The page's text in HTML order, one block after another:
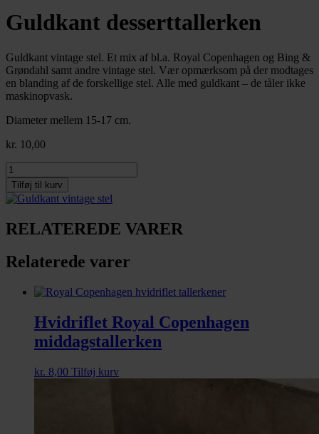
Guldkant desserttallerken
Guldkant vintage stel. Et mix af bl.a. Royal Copenhagen og Bing &
Grøndahl samt andre vintage stel. Vær opmærksom på der modtages
en blanding af de forskellige stel. Alle med guldkant – de tåler ikke
maskinopvask.
Diameter mellem 15-17 cm.
kr. 10,00
Guldkant
desserttallerken
antal
Tilføj til kurv
RELATEREDE VARER
Relaterede varer
Hvidriflet Royal Copenhagen
middagstallerken
kr. 8,00 Tilføj kurv